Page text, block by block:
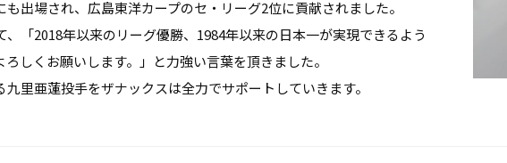
出場され、広島東洋カープのセ・リーグ2位に貢献されました。
、「2018年以来のリーグ優勝、1984年以来の日本一が実現できるよう
しくお願いします。」と力強い言葉を頂きました。
里亜蓮投手をザナックスは全力でサポートしていきます。